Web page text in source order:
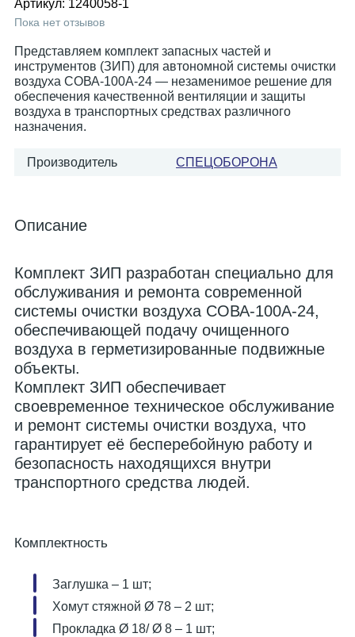
Артикул: 1240058-1
Пока нет отзывов
Представляем комплект запасных частей и
инструментов (ЗИП) для автономной системы очистки
воздуха СОВА-100А-24 — незаменимое решение для
обеспечения качественной вентиляции и защиты
воздуха в транспортных средствах различного
назначения.
Производитель СПЕЦОБОРОНА
Описание
Комплект ЗИП разработан специально для
обслуживания и ремонта современной
системы очистки воздуха СОВА-100А-24,
обеспечивающей подачу очищенного
воздуха в герметизированные подвижные
объекты.
Комплект ЗИП обеспечивает
своевременное техническое обслуживание
и ремонт системы очистки воздуха, что
гарантирует её бесперебойную работу и
безопасность находящихся внутри
транспортного средства людей.
Комплектность
Заглушка – 1 шт;
Хомут стяжной Ø 78 – 2 шт;
Прокладка Ø 18/ Ø 8 – 1 шт;